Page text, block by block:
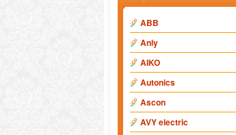
ABB
Anly
AIKO
Autonics
Ascon
AVY electric